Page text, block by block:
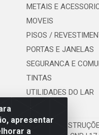
apresentar
a
METAIS E
MOVEIS
PISOS /
PORTAS E JANELAS
SEGURANCA E
TINTAS
UTILIDADES DO LAR
MATERIAL DE